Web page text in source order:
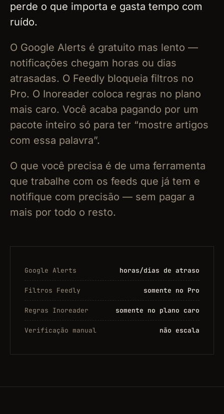
perde o que importa e gasta tempo com
ruído.
O Google Alerts é gratuito mas lento —
notificações chegam horas ou dias
atrasadas. O Feedly bloqueia filtros no
Pro. O Inoreader coloca regras no plano
mais caro. Você acaba pagando por um
pacote inteiro só para ter “mostre artigos
com essa palavra”.
O que você precisa é de uma ferramenta
que trabalhe com os feeds que já tem e
notifique com precisão — sem pagar a
mais por todo o resto.
Google Alerts horas/dias de atraso
Filtros Feedly somente no Pro
Regras Inoreader somente no plano caro
Verificação manual não escala